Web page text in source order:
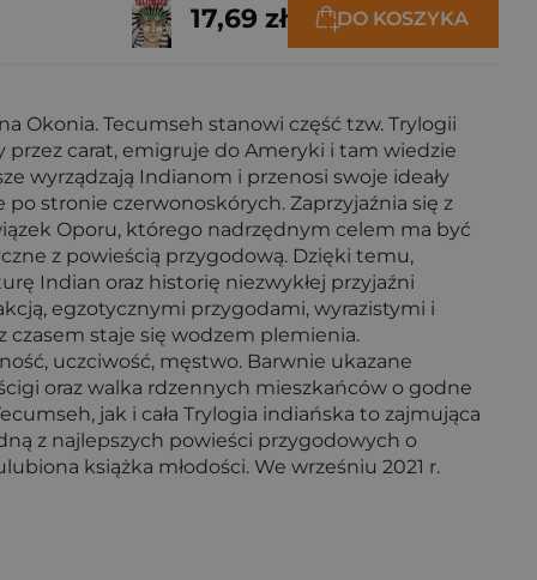
17,69 zł DO KOSZYKA
Okonia. Tecumseh stanowi część tzw. Trylogii
przez carat, emigruje do Ameryki i tam wiedzie
wyrządzają Indianom i przenosi swoje ideały
stronie czerwonoskórych. Zaprzyjaźnia się z
Oporu, którego nadrzędnym celem ma być
z powieścią przygodową. Dzięki temu,
Indian oraz historię niezwykłej przyjaźni
egzotycznymi przygodami, wyrazistymi i
czasem staje się wodzem plemienia.
uczciwość, męstwo. Barwnie ukazane
oraz walka rdzennych mieszkańców o godne
jak i cała Trylogia indiańska to zajmująca
z najlepszych powieści przygodowych o
książka młodości. We wrześniu 2021 r.